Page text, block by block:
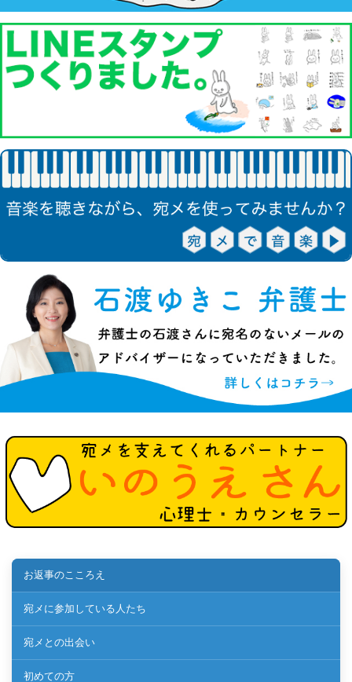
お返事のこころえ
宛メに参加している人たち
宛メとの出会い
初めての方